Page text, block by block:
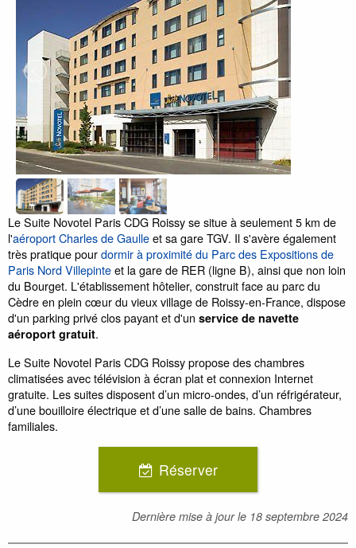
Le Suite Novotel Paris CDG Roissy se situe à seulement 5 km de
l'aéroport Charles de Gaulleet sa gare TGV. Il s'avère également
très pratique pourdormir à proximité du Parc des Expositions de
Paris Nord Villepinteet la gare de RER (ligne B), ainsi que non loin
du Bourget. L'établissement hôtelier, construit face au parc du
Cèdre en plein cœur du vieux village de Roissy-en-France, dispose
d'un parking privé clos payant et d'un service de navette
aéroport gratuit.
Le Suite Novotel Paris CDG Roissy propose des chambres
climatisées avec télévision à écran plat et connexion Internet
gratuite. Les suites disposent d’un micro-ondes, d’un réfrigérateur,
d’une bouilloire électrique et d’une salle de bains. Chambres
familiales.
Réserver
Dernière mise à jour le 18 septembre 2024